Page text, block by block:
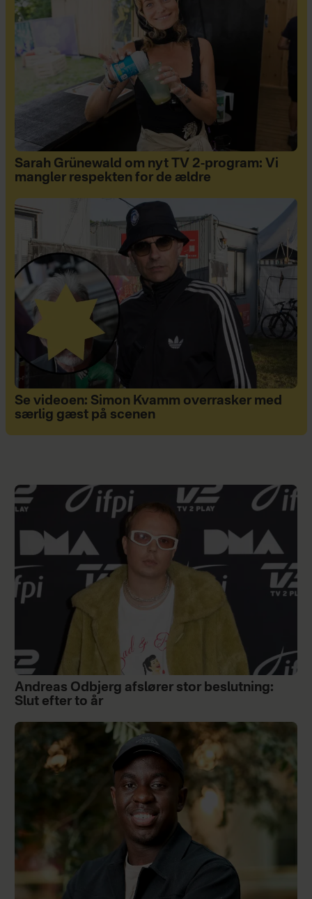
Sarah Grünewald om nyt TV 2-program: Vi
mangler respekten for de ældre
Se videoen: Simon Kvamm overrasker med
særlig gæst på scenen
Andreas Odbjerg afslører stor beslutning:
Slut efter to år